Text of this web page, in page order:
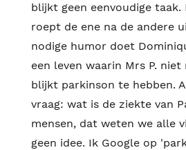
blijkt geen eenvoudige
roept de ene na de andere
nodige humor doet
een leven waarin Mrs P.
blijkt parkinson te hebben.
vraag: wat is de ziekte van
mensen, dat weten we alle
geen idee. Ik Google op